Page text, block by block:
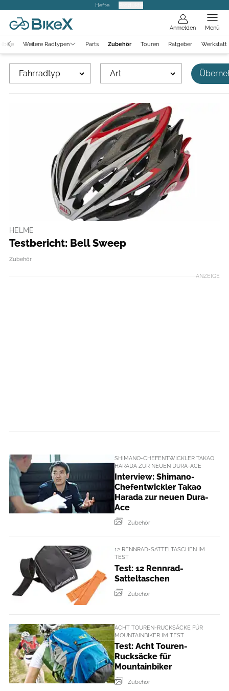
Hefte
Anmelden Menü
Weitere Radtypen Parts Zubehör Touren Ratgeber Werkstatt
Fahrradtyp Art
HELME
Testbericht: Bell Sweep
Zubehör
ANZEIGE
SHIMANO-CHEFENTWICKLER TAKAO
HARADA ZUR NEUEN DURA-ACE
Interview: Shimano-
Chefentwickler Takao
Harada zur neuen Dura-
Ace
Zubehör
12 RENNRAD-SATTELTASCHEN IM
TEST
Test: 12 Rennrad-
Satteltaschen
Zubehör
ACHT TOUREN-RUCKSÄCKE FÜR
MOUNTAINBIKER IM TEST
Test: Acht Touren-
Rucksäcke für
Mountainbiker
Zubehör